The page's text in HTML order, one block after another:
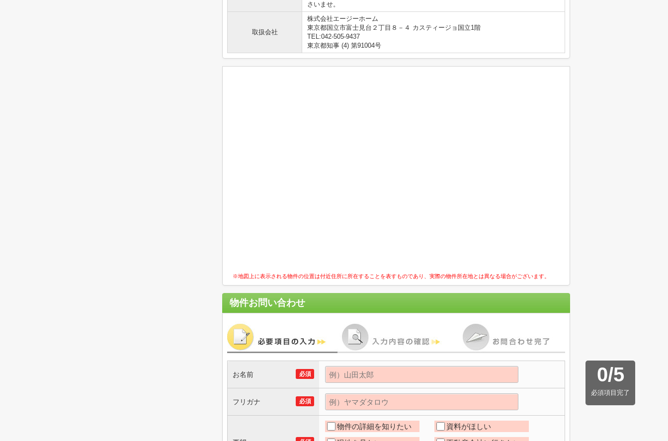
さいませ。
取扱会社
株式会社エージーホーム
東京都国立市富士見台２丁目８－４ カスティージョ国立1階
TEL:042-505-9437
東京都知事 (4) 第91004号
※地図上に表示される物件の位置は付近住所に所在することを表すものであり、実際の物件所在地とは異なる場合がございます。
物件お問い合わせ
0/5
必須項目完了
必須
お名前
必須
フリガナ
物件の詳細を知りたい
資料がほしい